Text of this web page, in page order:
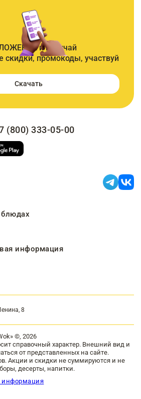
и получай
скидки, промокоды, участвуй
Скачать
(800) 333-05-00
информация
8
©, 2026
справочный характер. Внешний вид и
от представленных на сайте.
Акции и скидки не суммируются и не
десерты, напитки.
информация